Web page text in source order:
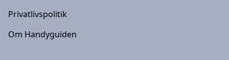
Privatlivspolitik
Om Handyguiden